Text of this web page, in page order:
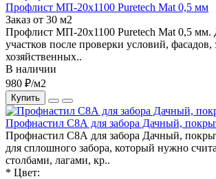
Профлист МП-20х1100 Puretech Mat 0,5 мм
Заказ от 30 м2
Профлист МП-20х1100 Puretech Mat 0,5 мм.
участков после проверки условий, фасадов,
хозяйственных..
В наличии
980 ₽/м2
Купить
Профнастил С8А для забора Дачный,
Профнастил С8А для забора Дачный,
для сплошного забора, который нужно
столбами, лагами, кр..
* Цвет: